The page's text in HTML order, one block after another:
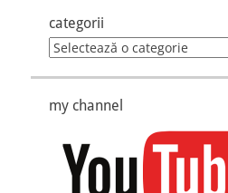
categorii
categorii
my channel